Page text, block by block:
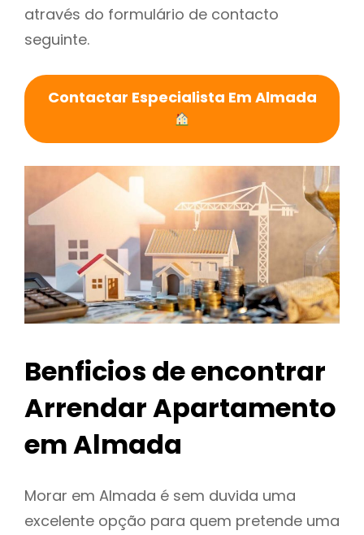
através do formulário de contacto
seguinte.
Contactar Especialista Em Almada
Benficios de encontrar
Arrendar Apartamento
em Almada
Morar em Almada é sem duvida uma
excelente opção para quem pretende uma